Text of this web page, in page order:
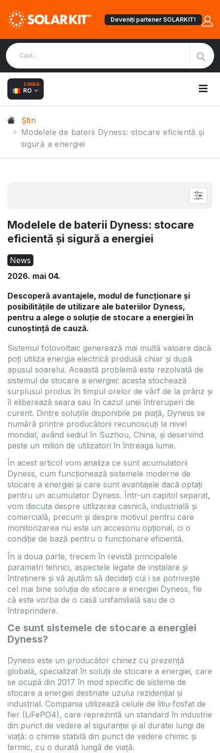
Deveniți partener SOLARKIT!
Limbă:
RO
Știri
Modelele de baterii Dyness: stocare eficientă și
sigură a energiei
Modelele de baterii Dyness: stocare
eficientă și sigură a energiei
News
2026. mai 04.
Descoperă avantajele, modul de funcționare și
posibilitățile de utilizare ale bateriilor Dyness,
pentru a alege o soluție de stocare a energiei în
cunoștință de cauză.
Sistemul fotovoltaic generează mai multă valoare dacă
poți utiliza energia electrică produsă chiar și după
apusul soarelui. Această problemă este rezolvată de
sistemul de stocare a energiei: acesta stochează
surplusul produs în timpul orelor de vârf de la prânz și
îl eliberează seara sau în cazul unei întreruperi de
curent. Dintre soluțiile disponibile pe piață, Dyness se
numără printre producătorii recunoscuți la nivel
mondial, având sediul în Suzhou, China, și deservind
peste un milion de utilizatori în întreaga lume.
În acest articol vom analiza ce sunt acumulatorii
Dyness, cum funcționează sistemele moderne de
stocare a energiei și care sunt avantajele dacă optați
pentru un acumulator Dyness. Într-un capitol separat,
vom discuta despre utilizarea casnică, industrială și
comercială, precum și despre motivul pentru care
monitorizarea nu este un accesoriu opțional, ci o
condiție de bază pentru o funcționare eficientă.
În a doua parte, trecem în revistă principalele
parametri tehnici, aspectele legate de instalare și
întreținere și vă ajutăm să decideți cui i se potrivește
cel mai bine soluția de stocare a energiei Dyness, fie
că este vorba de o casă unifamilială sau de o
întreprindere.
Ce sunt sistemele de stocare a energiei
Dyness?
Dyness este un producător chinez cu prezență
globală, specializat în soluții de stocare a energiei, care
se ocupă din 2017 în mod specific de sisteme de
stocare a energiei destinate uzului rezidențial și
industrial. Compania utilizează celule de litiu-fosfat de
fier (LiFePO4), care reprezintă un standard în industrie
din punct de vedere al siguranței și al duratei lungi de
viață: o chimie stabilă din punct de vedere chimic și
termic, cu o durată lungă de viață.
15kW Hybrid HV 3 phase +
HV Heated energy storage
bundle
P3-15.0-SMART-EP12 PLUS
produsului
1200x1100x600 mm
13 Bucată
DATASHEET TO FAVOURITES
Înregistrare / Autentificare
să vă autentificați pentru a
prețurile!
Oferta expiră: 2026.09.10.
În stoc
Deye 15kW SUN-15K-
SM2 Hybrid LV 3 phase
INV-DEYE-SUN-15K-SG05LP3-
Model
SUN-15K-SG05LP3-
Greutate
Budapest: 37 Bucată
DATASHEET TO
Înregistrare /
Vă rugăm să vă autentificați pentru a
Oferta expiră: 2026.09.10.